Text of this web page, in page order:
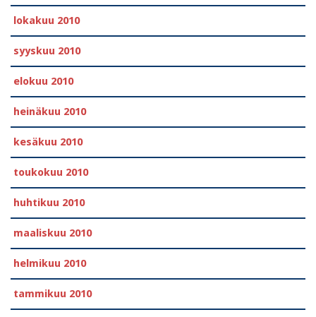
lokakuu 2010
syyskuu 2010
elokuu 2010
heinäkuu 2010
kesäkuu 2010
toukokuu 2010
huhtikuu 2010
maaliskuu 2010
helmikuu 2010
tammikuu 2010